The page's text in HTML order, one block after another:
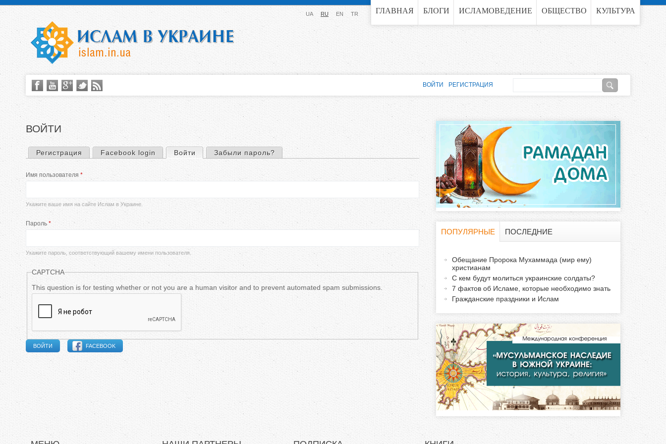
Jump to navigation ГЛАВНАЯ БЛОГИ ИСЛАМОВЕДЕНИЕ ОБЩЕСТВО КУЛЬТУРА
UA RU EN TR
ВОЙТИ
а
в
ы
л
к
Регистрация Facebook login Войти (активная вкладка)
Забыли пароль?
Имя пользователя *
Укажите ваше имя на сайте Ислам в Украине.
Пароль *
Укажите пароль, соответствующий вашему имени пользователя.
CAPTCHA
This question is for testing whether or not you are a human visitor and to prevent automated spam submissions.
FACEBOOK
Ф
о
а
п
о
и
с
к
о
ВОЙТИ РЕГИСТРАЦИЯ
з
о
н
т
а
ПОПУЛЯРНЫЕ
т
а
я
в
к
л
а
д
к
)
ПОСЛЕДНИЕ
Обещание Пророка Мухаммада (мир ему)
христианам
С кем будут молиться украинские солдаты?
7 фактов об Исламе, которые необходимо знать
Гражданские праздники и Ислам